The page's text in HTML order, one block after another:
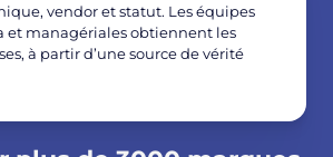
vendor et statut. Les équipes
et managériales obtiennent les
à partir d’une source de vérité